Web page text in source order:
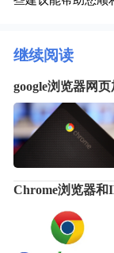
继续阅读
google浏览器网
Chrome浏览器